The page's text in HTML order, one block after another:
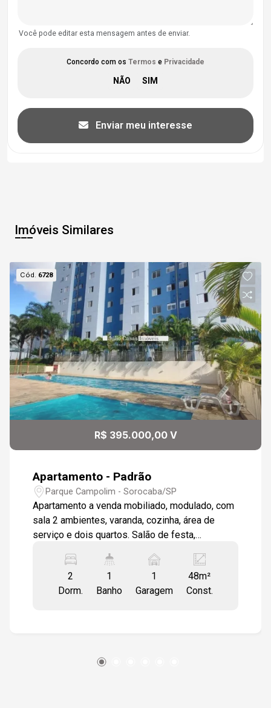
Você pode editar esta mensagem antes de enviar.
Concordo com os Termos e Privacidade
Enviar meu interesse
Imóveis Similares
Cód. 6728
R$ 395.000,00 V
Apartamento - Padrão
Parque Campolim - Sorocaba/SP
Apartamento a venda mobiliado, modulado, com
sala 2 ambientes, varanda, cozinha, área de
serviço e dois quartos. Salão de festa,
quiosque com churrasqueira, elevador, piscina e
porteiro 24h.
2
Dorm.
1
Banho
1
Garagem
48m²
Const.